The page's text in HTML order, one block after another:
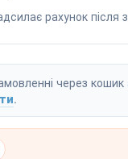
рахунок після
через
.